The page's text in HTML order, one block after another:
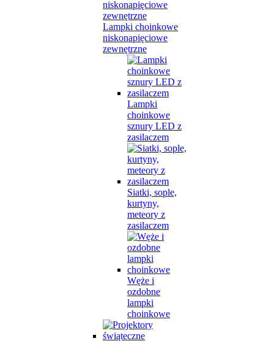
Lampki choinkowe
niskonapięciowe
zewnętrzne
Lampki
choinkowe
sznury LED z
zasilaczem
Siatki, sople,
kurtyny,
meteory z
zasilaczem
Węże i
ozdobne
lampki
choinkowe